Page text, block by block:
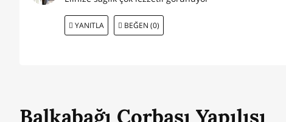
YANITLA BEĞEN (0)
Balkabağı Çorbası Yapılışı